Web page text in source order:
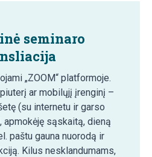
seminaro
„ZOOM“ platformoje.
ar mobilųjį įrenginį –
(su internetu ir garso
apmokėję sąskaitą, dieną
paštu gauna nuorodą ir
Kilus nesklandumams,